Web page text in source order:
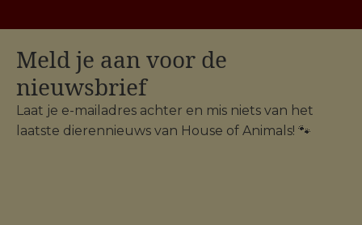
Meld je aan voor de
nieuwsbrief
Laat je e-mailadres achter en mis niets van het
laatste dierennieuws van House of Animals! 🐾